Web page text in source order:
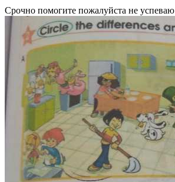
Срочно помогите пожалуйста не успеваю ​